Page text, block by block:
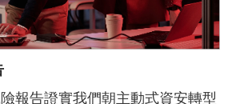
報告證實我們朝主動式資安轉型